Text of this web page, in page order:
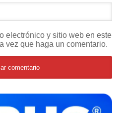
electrónico y sitio web en este
vez que haga un comentario.